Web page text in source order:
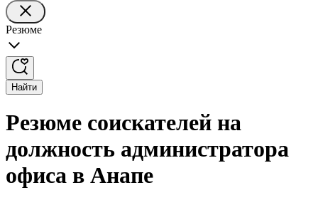
Резюме
Найти
Резюме соискателей на
должность администратора
офиса в Анапе